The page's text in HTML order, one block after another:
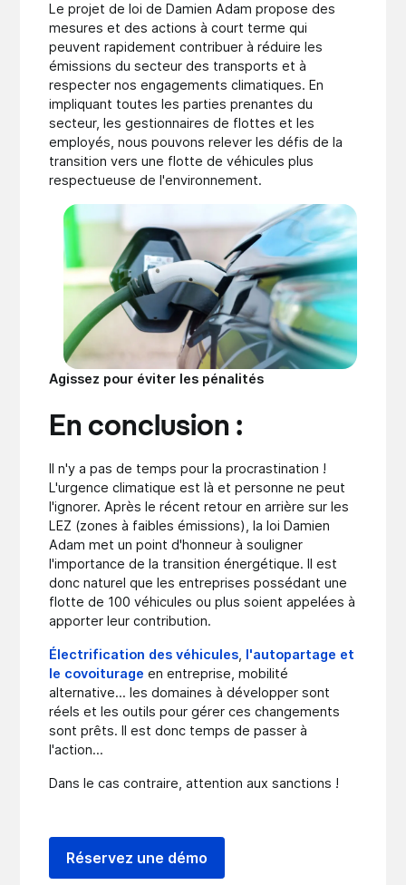
Le projet de loi de Damien Adam propose des
mesures et des actions à court terme qui
peuvent rapidement contribuer à réduire les
émissions du secteur des transports et à
respecter nos engagements climatiques. En
impliquant toutes les parties prenantes du
secteur, les gestionnaires de flottes et les
employés, nous pouvons relever les défis de la
transition vers une flotte de véhicules plus
respectueuse de l'environnement.
Agissez pour éviter les pénalités
En conclusion :
Il n'y a pas de temps pour la procrastination !
L'urgence climatique est là et personne ne peut
l'ignorer. Après le récent retour en arrière sur les
LEZ (zones à faibles émissions), la loi Damien
Adam met un point d'honneur à souligner
l'importance de la transition énergétique. Il est
donc naturel que les entreprises possédant une
flotte de 100 véhicules ou plus soient appelées à
apporter leur contribution.
Électrification des véhicules l'autopartage et
le covoiturage en entreprise, mobilité
alternative... les domaines à développer sont
réels et les outils pour gérer ces changements
sont prêts. Il est donc temps de passer à
l'action...
Dans le cas contraire, attention aux sanctions !
Réservez une démo